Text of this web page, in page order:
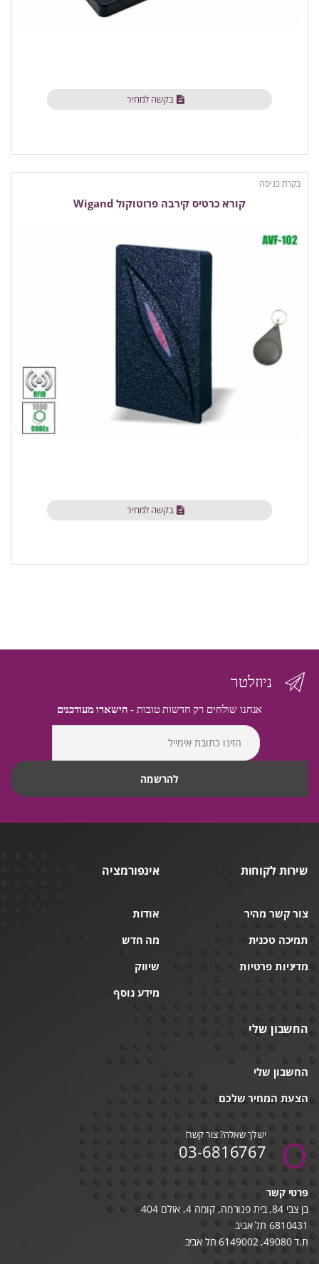
בקשה למחיר
בקרת כניסה
קורא כרטיס קירבה פרוטוקול Wigand
בקשה למחיר
ניוזלטר
אנחנו שולחים רק חדשות טובות - הישארו מעודכנים
שירות לקוחות
צור קשר מהיר
תמיכה טכנית
מדיניות פרטיות
אינפורמציה
אודות
מה חדש
שיווק
מידע נוסף
החשבון שלי
החשבון שלי
הצעת המחיר שלכם
יש לך שאלה? צור קשר!
03-6816767
פרטי קשר
בן צבי 84, בית פנורמה, קומה 4, אולם 404
6810431 תל אביב
ת.ד 49080, 6149002 תל אביב